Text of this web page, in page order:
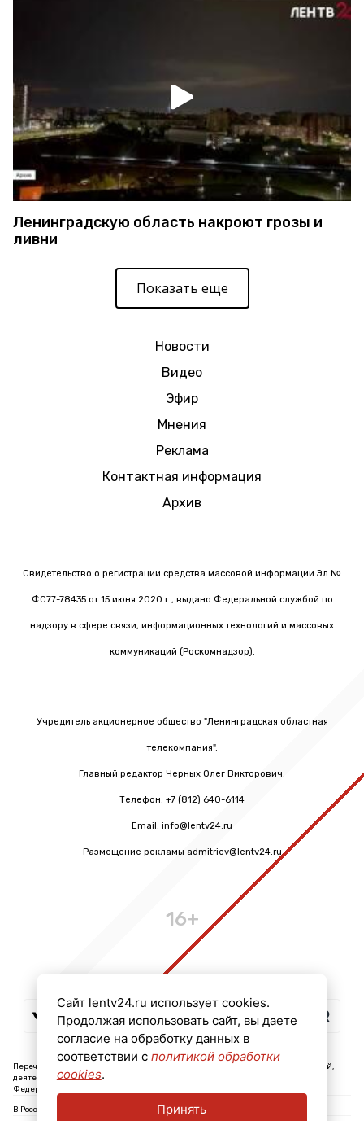
Ленинградскую область накроют грозы и
ливни
Показать еще
Новости
Видео
Эфир
Мнения
Реклама
Контактная информация
Архив
Свидетельство о регистрации средства массовой информации Эл №
ФС77-78435 от 15 июня 2020 г., выдано Федеральной службой по
надзору в сфере связи, информационных технологий и массовых
коммуникаций (Роскомнадзор).
Учредитель акционерное общество "Ленинградская областная
телекомпания".
Главный редактор Черных Олег Викторович.
Телефон: +7 (812) 640-6114
Email: info@lentv24.ru
Размещение рекламы admitriev@lentv24.ru
16+
Перечень иностранных и международных неправительственных организаций,
деятельность которых признана нежелательной на территории Российской
Федерации: ↓
В России признаны экстремистскими и запрещены организации: ↓
Сайт lentv24.ru использует cookies.
Продолжая использовать сайт, вы даете
согласие на обработку данных в
соответствии с политикой обработки
cookies.
Принять